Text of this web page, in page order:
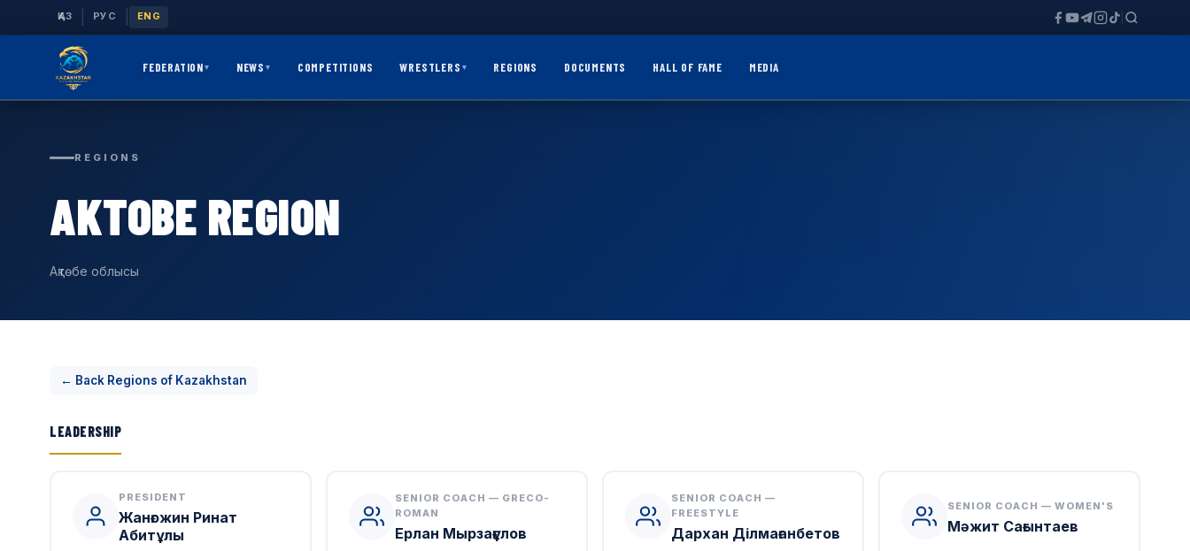
ҚАЗ РУС ENG
FEDERATION▾ NEWS ▾ COMPETITIONS WRESTLERS ▾ REGIONS DOCUMENTS HALL OF FAME MEDIA
REGIONS
AKTOBE REGION
Ақтөбе облысы
← Back Regions of Kazakhstan
LEADERSHIP
PRESIDENT
Жанғожин Ринат
Абитұлы
SENIOR COACH — GRECO-
ROMAN
Ерлан Мырзағұлов
SENIOR COACH —
FREESTYLE
Дархан Ділмағанбетов
SENIOR COACH — WOMEN'S
Мәжит Сағынтаев